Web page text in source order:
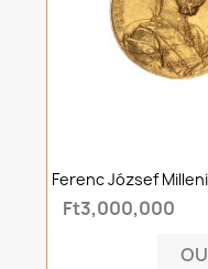
Ferenc József
Ft3,000,000